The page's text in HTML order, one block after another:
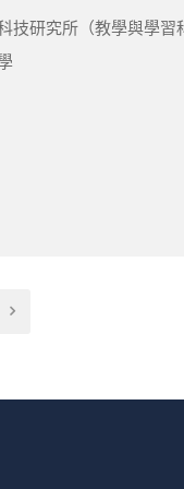
技研究所（教學與學習